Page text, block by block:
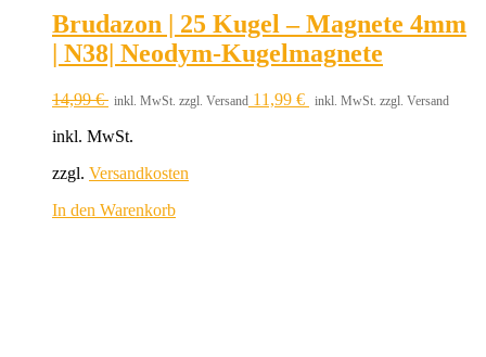
Brudazon | 25 Kugel – Magnete 4mm
| N38| Neodym-Kugelmagnete
14,99€ inkl. MwSt. zzgl. Versand 11,99 € inkl. MwSt. zzgl. Versand
inkl. MwSt.
zzgl. Versandkosten
In den Warenkorb